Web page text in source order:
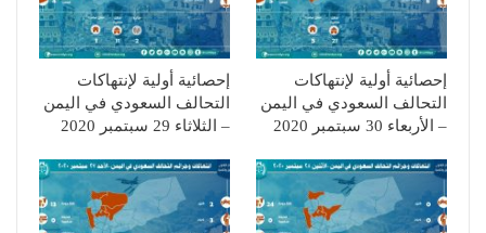
إحصائية أولية لإنتهاكات
التحالف السعودي في اليمن
– الأربعاء 30 سبتمبر 2020
إحصائية أولية لإنتهاكات
التحالف السعودي في اليمن
– الثلاثاء 29 سبتمبر 2020